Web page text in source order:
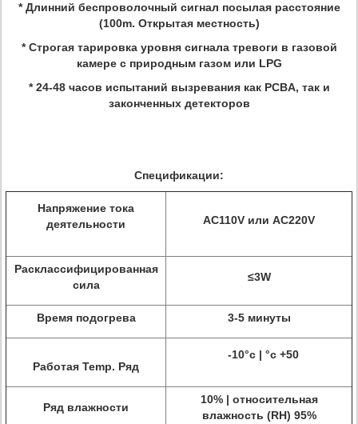
* Длинний беспроволочный сигнал посылая расстояние
(100m. Открытая местность)
* Строгая тарировка уровня сигнала тревоги в газовой
камере с природным газом или LPG
* 24-48 часов испытаний вызревания как PCBA, так и
законченных детекторов
Спецификации:
Напряжение тока
деятельности
AC110V или AC220V
Расклассифицированная
сила
≤3W
Время подогрева 3-5 минуты
Работая Temp. Ряд
-10°c | °c +50
Ряд влажности
10% | относительная
влажность (RH) 95%